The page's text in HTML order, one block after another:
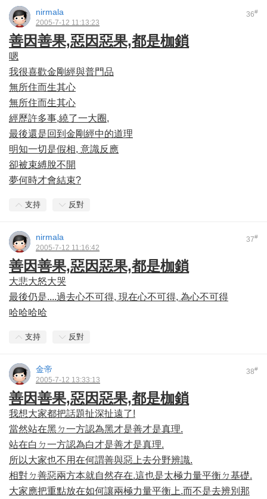
36#
nirmala
2005-7-12 11:13:23
善因善果,惡因惡果,都是枷鎖
嗯
我很喜歡金剛經與普門品
無所住而生其心
無所住而生其心
經歷許多事,繞了一大圈,
最後還是回到金剛經中的道理
明知一切是假相, 意識反應
卻被束縛脫不開
夢何時才會結束?
支持 反對
37#
nirmala
2005-7-12 11:16:42
善因善果,惡因惡果,都是枷鎖
大悲大怒大哭
最後仍是....過去心不可得, 現在心不可得, 為心不可得
哈哈哈哈
支持 反對
38#
金帝
2005-7-12 13:33:13
善因善果,惡因惡果,都是枷鎖
我想大家都把話題扯深扯遠了!
當然站在黑ㄉ一方認為黑才是善才是真理.
站在白ㄉ一方認為白才是善才是真理.
所以大家也不用在何謂善與惡上去分野辨識.
相對ㄉ善惡兩方本就自然存在.這也是太極力量平衡ㄉ基礎.
大家應把重點放在如何讓兩極力量平衡上.而不是去辨別那